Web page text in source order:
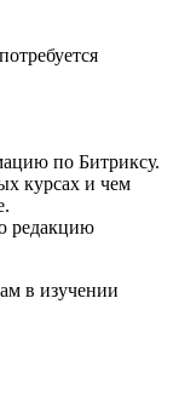
по Битриксу.
курсах и чем
редакцию
в изучении